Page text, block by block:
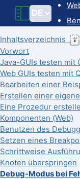
Inhaltsverzeichnis T
Vorwort
Java-GUIs testen mit
Web GUIs testen mit
Bearbeiten einer
Erstellen einer
Eine Prozedur
Komponenten (Web)
Benutzen des
Setzen eines
Schrittweise
Knoten überspringen
Debug-Modus bei